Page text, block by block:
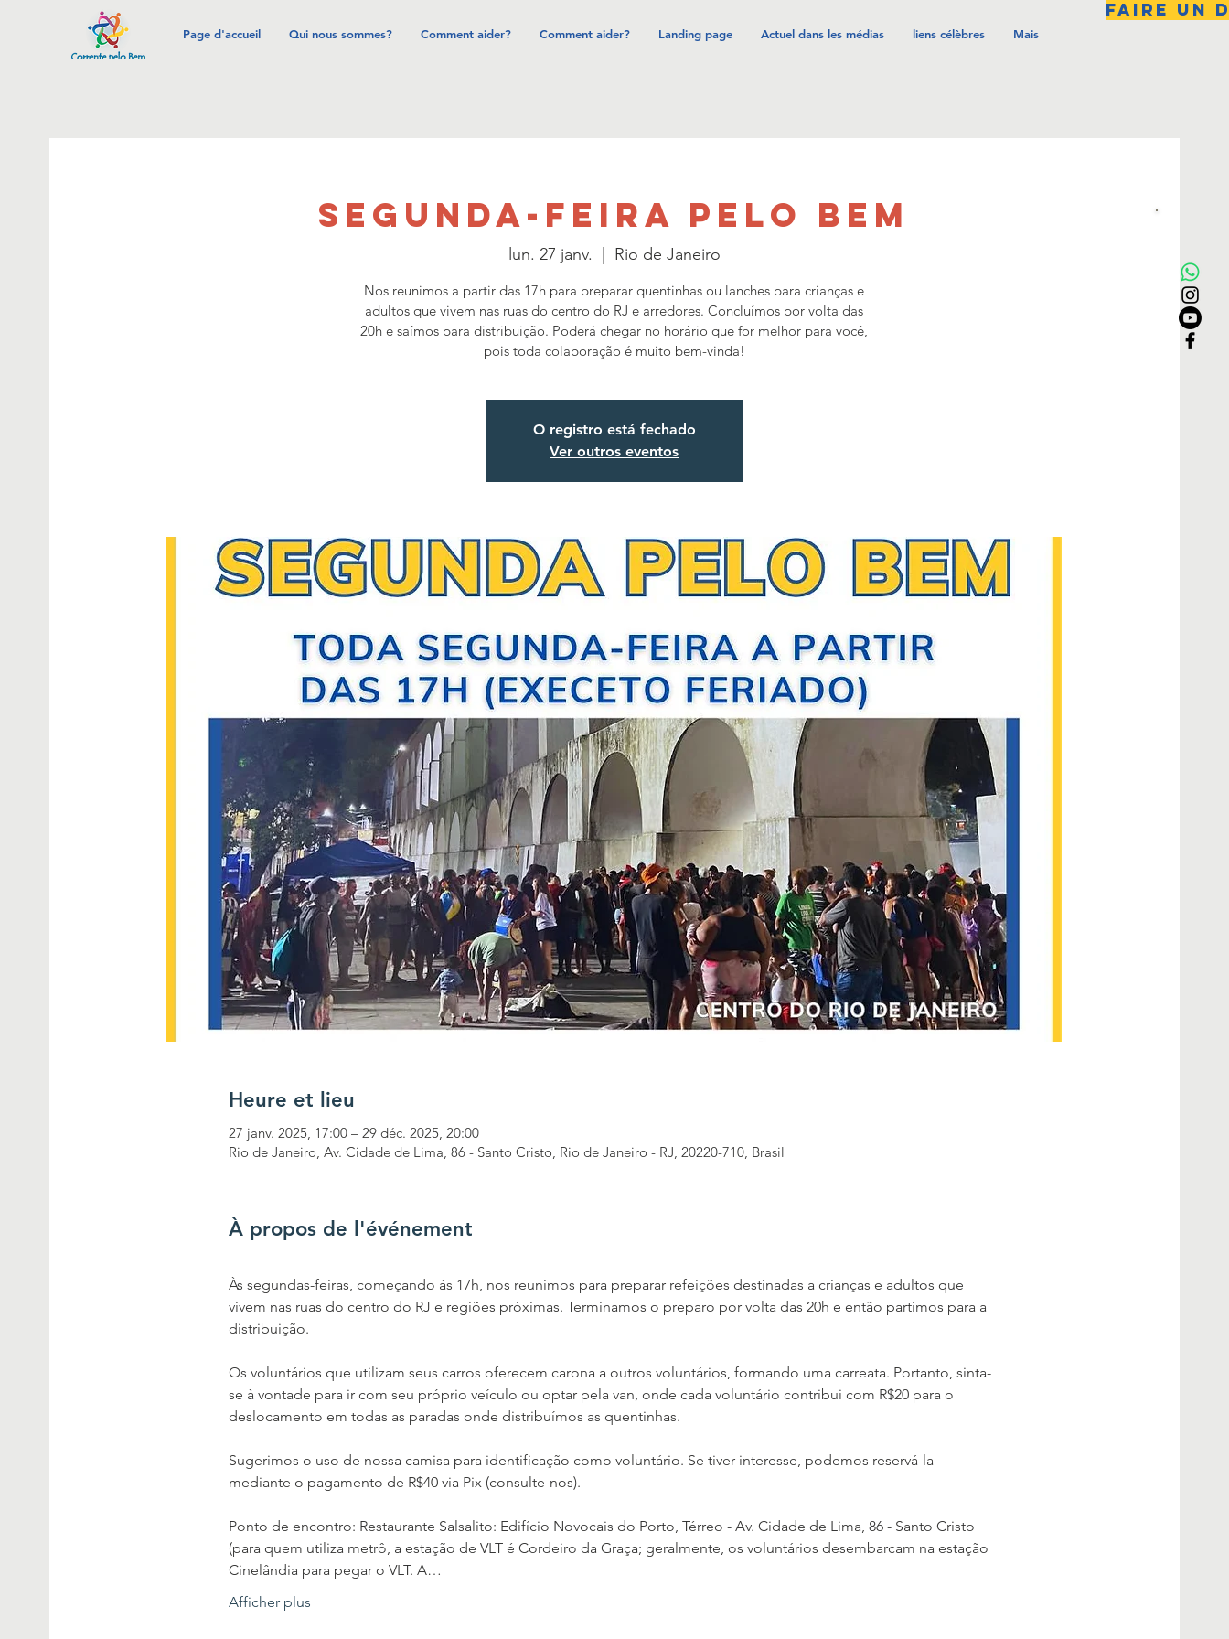
FAIRE UN
Page d'accueil Qui nous sommes? Comment aider? Comment aider? Landing page Actuel dans les médias liens célèbres Mais
SEGUNDA-FEIRA PELO BEM
lun. 27 janv. Rio de Janeiro
Nos reunimos a partir das 17h para preparar quentinhas ou lanches para crianças e
adultos que vivem nas ruas do centro do RJ e arredores. Concluímos por volta das
20h e saímos para distribuição. Poderá chegar no horário que for melhor para você,
O registro está fechado
Ver outros eventos
Heure et lieu
27 janv. 2025, 17:00 – 29 déc. 2025, 20:00
Rio de Janeiro, Av. Cidade de Lima, 86 - Santo Cristo, Rio de Janeiro - RJ, 20220-710, Brasil
À propos de l'événement
Às segundas-feiras, começando às 17h, nos reunimos para preparar refeições destinadas a crianças e adultos que
vivem nas ruas do centro do RJ e regiões próximas. Terminamos o preparo por volta das 20h e então partimos para a
distribuição.
Os voluntários que utilizam seus carros oferecem carona a outros voluntários, formando uma carreata. Portanto, sinta-
se à vontade para ir com seu próprio veículo ou optar pela van, onde cada voluntário contribui com R$20 para o
deslocamento em todas as paradas onde distribuímos as quentinhas.
Sugerimos o uso de nossa camisa para identificação como voluntário. Se tiver interesse, podemos reservá-la
mediante o pagamento de R$40 via Pix (consulte-nos).
Ponto de encontro: Restaurante Salsalito: Edifício Novocais do Porto, Térreo - Av. Cidade de Lima, 86 - Santo Cristo
(para quem utiliza metrô, a estação de VLT é Cordeiro da Graça; geralmente, os voluntários desembarcam na estação
Cinelândia para pegar o VLT. A…
Afficher plus